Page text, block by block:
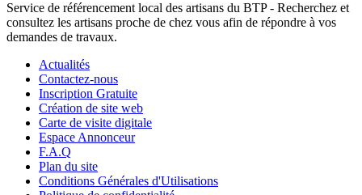
Service de référencement local des artisans du BTP - Recherchez et
consultez les artisans proche de chez vous afin de répondre à vos
demandes de travaux.
Actualités
Contactez-nous
Inscription Gratuite
Création de site web
Carte de visite digitale
Espace Annonceur
F.A.Q
Plan du site
Conditions Générales d'Utilisations